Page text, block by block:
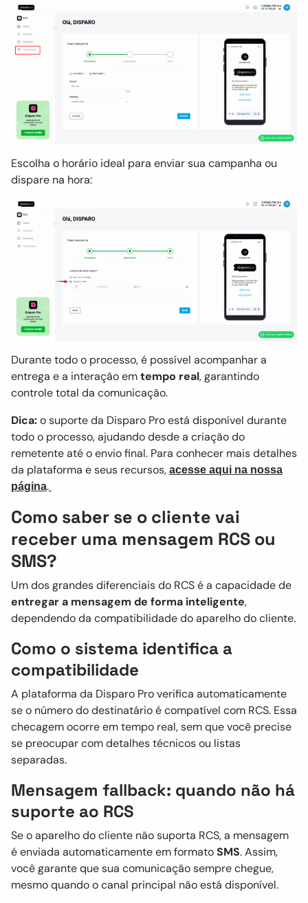
Escolha o horário ideal para enviar sua campanha ou
dispare na hora:
Durante todo o processo, é possível acompanhar a
entrega e a interação emtempo real, garantindo
controle total da comunicação.
Dica:o suporte da Disparo Pro está disponível durante
todo o processo, ajudando desde a criação do
remetente até o envio final. Para conhecer mais detalhes
da plataforma e seus recursos, acesse aqui na nossa
página.
Como saber se o cliente vai
receber uma mensagem RCS ou
SMS?
Um dos grandes diferenciais do RCS é a capacidade de
entregar a mensagem de forma inteligente,
dependendo da compatibilidade do aparelho do cliente.
Como o sistema identifica a
compatibilidade
A plataforma da Disparo Pro verifica automaticamente
se o número do destinatário é compatível com RCS. Essa
checagem ocorre em tempo real, sem que você precise
se preocupar com detalhes técnicos ou listas
separadas.
Mensagem fallback: quando não há
suporte ao RCS
Se o aparelho do cliente não suporta RCS, a mensagem
é enviada automaticamente em formatoSMS. Assim,
você garante que sua comunicação sempre chegue,
mesmo quando o canal principal não está disponível.